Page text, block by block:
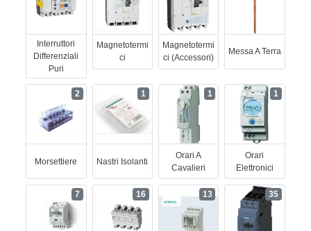
Interruttori
Differenziali
Puri
Magnetotermi
Ci
Magnetotermi
Ci (accessori)
Messa A Terra
Morsettiere
2
Nastri Isolanti
1
Orari A
Cavalieri
1
Orari
Elettronici
1
7 16 13 35